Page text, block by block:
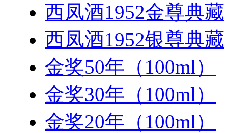
西凤酒1952金尊典藏
西凤酒1952银尊典藏
金奖50年（100ml）
金奖30年（100ml）
金奖20年（100ml）